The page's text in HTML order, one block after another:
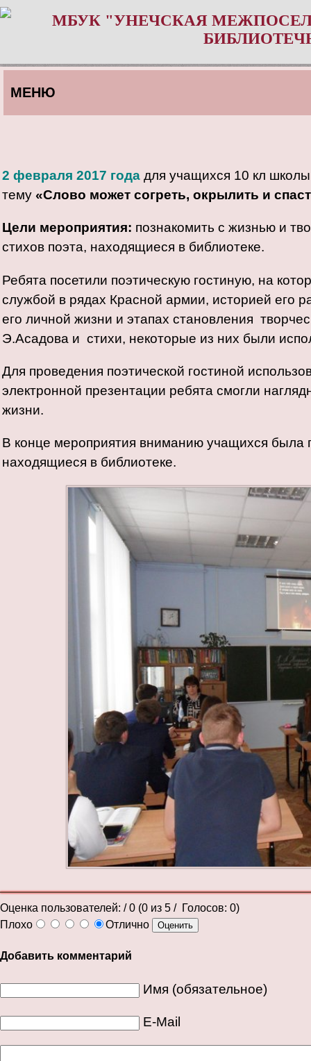
МБУК "УНЕЧСКАЯ
МЕНЮ
2 февраля 2017 года для учащихся 10 кл
тему «Слово может согреть, окрылить и
Цели мероприятия: познакомить с жизнью и
стихов поэта, находящиеся в библиотеке.
Ребята посетили поэтическую гостиную, на
службой в рядах Красной армии, историей его
его личной жизни и этапах становления
Э.Асадова и стихи, некоторые из них были
Для проведения поэтической гостиной
электронной презентации ребята смогли
жизни.
В конце мероприятия вниманию учащихся была
находящиеся в библиотеке.
Оценка пользователей: / 0 (0 из 5 / Голосов: 0)
Плохо
Отлично
Добавить комментарий
Имя (обязательное)
E-Mail